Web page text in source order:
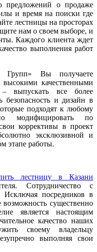
предложений о продаже
и время на поиски где
лестницы на просторах
нам о своем выборе, и
Каждого клиента ждет
выполнения работ
Вы получаете
высокими качественными
выпускать все более
безопасность и дизайн в
подходят к любому
модифицировать по
коррективы в проект
эксклюзивной и
этапе работы.
лестницу в Казани
Сотрудничество с
Исключая посредников в
существенно
является настоящим
качество наших
своему владельцу
выполняя свои